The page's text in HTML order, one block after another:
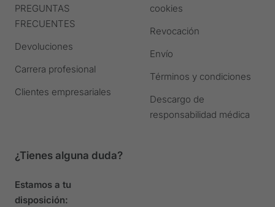
PREGUNTAS
FRECUENTES
Devoluciones
Carrera profesional
Clientes empresariales
cookies
Revocación
Envío
Términos y condiciones
Descargo de
responsabilidad médica
¿Tienes alguna duda?
Estamos a tu
disposición: